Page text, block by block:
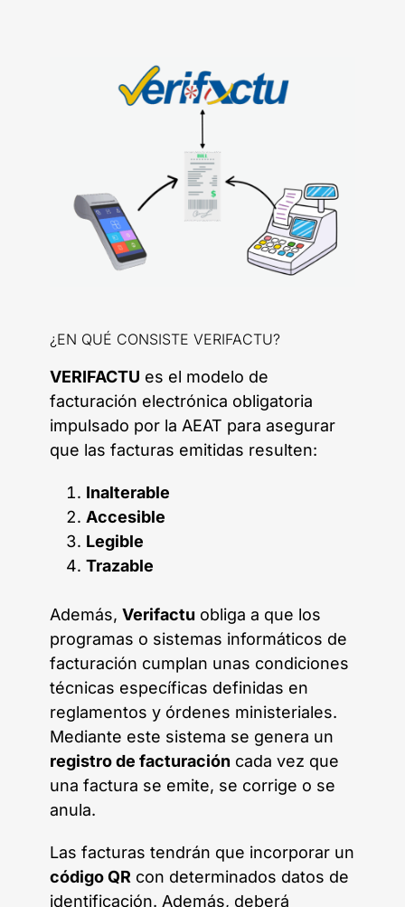
¿EN QUÉ CONSISTE VERIFACTU?
VERIFACTU es el modelo de
facturación electrónica obligatoria
impulsado por la AEAT para asegurar
que las facturas emitidas resulten:
Inalterable
Accesible
Legible
Trazable
Además, Verifactu obliga a que los
programas o sistemas informáticos de
facturación cumplan unas condiciones
técnicas específicas definidas en
reglamentos y órdenes ministeriales.
Mediante este sistema se genera un
registro de facturación cada vez que
una factura se emite, se corrige o se
anula.
Las facturas tendrán que incorporar un
código QR con determinados datos de
identificación. Además, deberá